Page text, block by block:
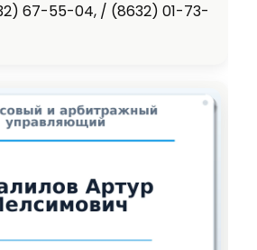
67-55-04, / (8632) 01-73-